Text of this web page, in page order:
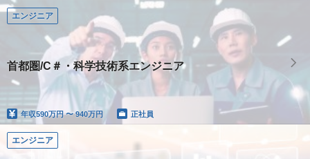
エンジニア
首都圏/C＃・科学技術系エンジニア
年収590万円 〜 940万円 正社員
エンジニア